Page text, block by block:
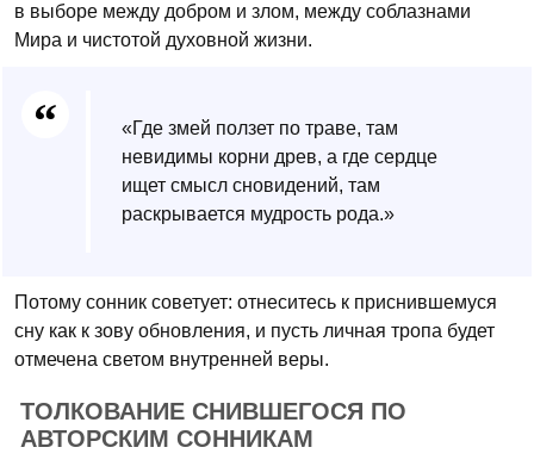
в выборе между добром и злом, между соблазнами
Мира и чистотой духовной жизни.
«Где змей ползет по траве, там
невидимы корни древ, а где сердце
ищет смысл сновидений, там
раскрывается мудрость рода.»
Потому сонник советует: отнеситесь к приснившемуся
сну как к зову обновления, и пусть личная тропа будет
отмечена светом внутренней веры.
ТОЛКОВАНИЕ СНИВШЕГОСЯ ПО
АВТОРСКИМ СОННИКАМ